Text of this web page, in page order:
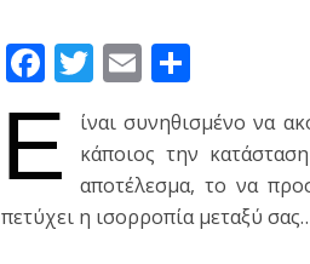
Facebook
Twitter
Email
Ε
ίναι συνηθισμένο να
κάποιος την
αποτέλεσμα, το να
πετύχει η ισορροπία μεταξύ